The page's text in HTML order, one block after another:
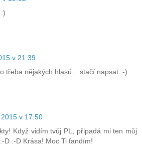
v 21:39
třeba nějakých hlasů... stačí napsat :-)
v 17:50
Když vidím tvůj PL, připadá mi ten můj
D :-D Krása! Moc Ti fandím!